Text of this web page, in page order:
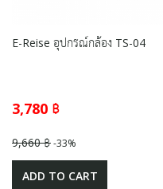
E-Reise อุปกรณ์กล้อง TS-04
3,780 ฿
9,660 ฿-33%
ADD TO CART